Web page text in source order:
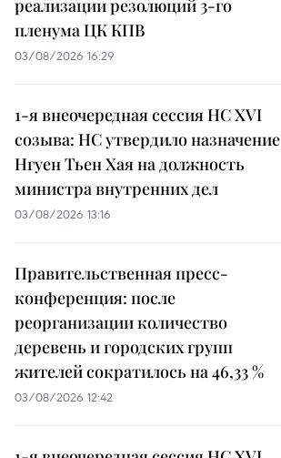
реализации резолюций 3-го
пленума ЦК КПВ
03/08/2026 16:29
1-я внеочередная сессия НС XVI
созыва: НС утвердило назначение
Нгуен Тьен Хая на должность
министра внутренних дел
03/08/2026 13:16
Правительственная пресс-
конференция: после
реорганизации количество
деревень и городских групп
жителей сократилось на 46,33 %
03/08/2026 12:42